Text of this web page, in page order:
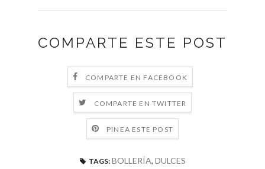
COMPARTE ESTE POST
COMPARTE EN FACEBOOK
COMPARTE EN TWITTER
PINEA ESTE POST
TAGS: BOLLERÍA, DULCES